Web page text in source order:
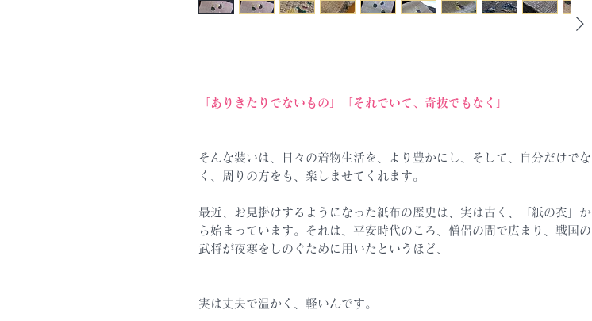
「ありきたりでないもの」「それでいて、奇抜でもなく」
そんな装いは、日々の着物生活を、より豊かにし、そして、自分だけでな
く、周りの方をも、楽しませてくれます。
最近、お見掛けするようになった紙布の歴史は、実は古く、「紙の衣」か
ら始まっています。それは、平安時代のころ、僧侶の間で広まり、戦国の
武将が夜寒をしのぐために用いたというほど、
実は丈夫で温かく、軽いんです。